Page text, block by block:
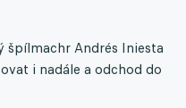
špílmachr Andrés Iniesta
i nadále a odchod do